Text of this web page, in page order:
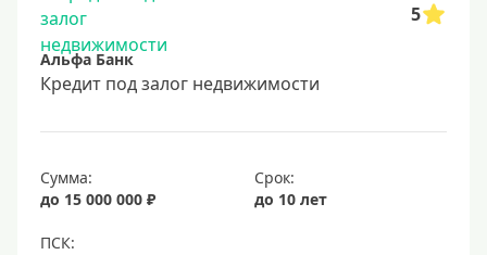
15%
16%
17%
20%
Сумма
5
Альфа Банк
Кредит под залог недвижимости
Сумма:
до 15 000 000 ₽
Срок:
до 10 лет